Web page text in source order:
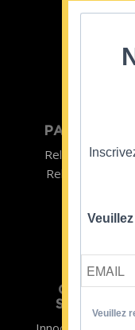
Relooking
Relooking femme
CRISTINA
SOUTIENT
Veuillez